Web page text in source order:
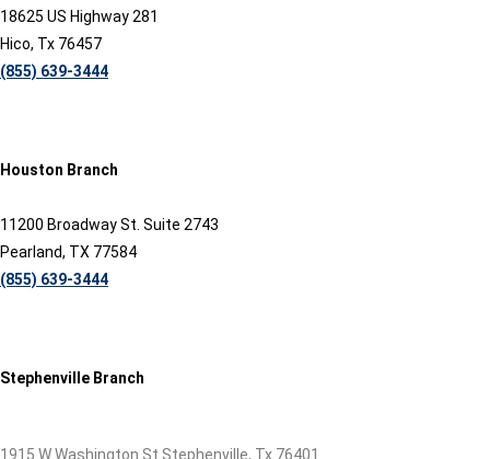
18625 US Highway 281
Hico, Tx 76457
(855) 639-3444
Houston Branch
11200 Broadway St. Suite 2743
Pearland, TX 77584
(855) 639-3444
Stephenville Branch
1915 W Washington St Stephenville, Tx 76401